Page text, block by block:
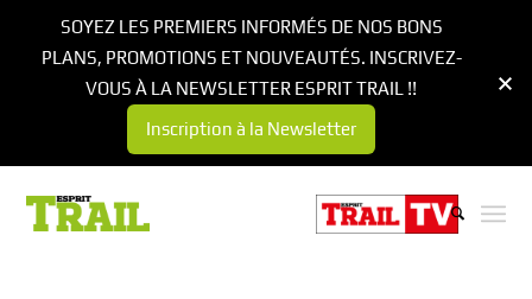
SOYEZ LES PREMIERS INFORMÉS DE NOS BONS
PLANS, PROMOTIONS ET NOUVEAUTÉS. INSCRIVEZ-
VOUS À LA NEWSLETTER ESPRIT TRAIL !!
Inscription à la Newsletter